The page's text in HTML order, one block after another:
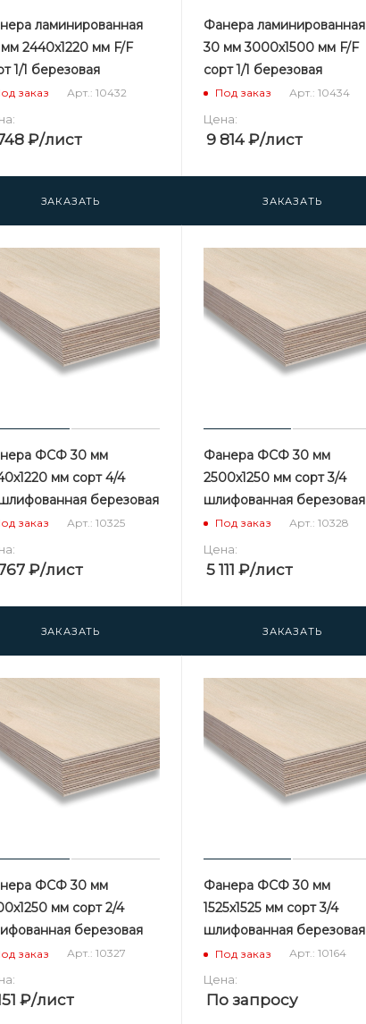
ламинированная
2440х1220 мм F/F
1/1 березовая
заказ Арт.: 10432
₽/лист
ЗАКАЗАТЬ
Фанера ламинированная
30 мм 3000х1500 мм F/F
сорт 1/1 березовая
Под заказ Арт.: 10434
Цена:
9 814₽/лист
ЗАКАЗАТЬ
ФСФ 30 мм
мм сорт 4/4
березовая
заказ Арт.: 10325
₽/лист
ЗАКАЗАТЬ
Фанера ФСФ 30 мм
2500х1250 мм сорт 3/4
шлифованная березовая
Под заказ Арт.: 10328
Цена:
5 111 ₽/лист
ЗАКАЗАТЬ
ФСФ 30 мм
мм сорт 2/4
березовая
заказ Арт.: 10327
₽/лист
Фанера ФСФ 30 мм
1525х1525 мм сорт 3/4
шлифованная березовая
Под заказ Арт.: 10164
Цена:
По запросу